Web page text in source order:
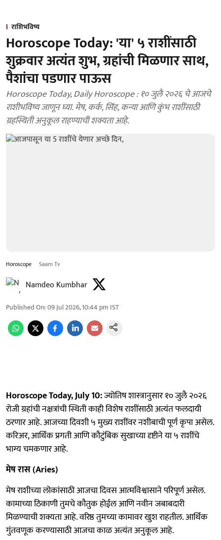
राशिभविष्य
Horoscope Today: 'या' ५ राशींसाठी
शुक्रवार अत्यंत शुभ, ग्रहांची मिळणार साथ,
पैशांचा पडणार पाऊस
Horoscope Today, Daily Horoscope : १० जुलै २०२६ चे आजचे
राशीभविष्य जाणून घ्या. मेष, कर्क, सिंह, कन्या आणि कुंभ राशींसाठी
ग्रहस्थिती अनुकूल राहण्याची शक्यता आहे.
Horoscope Saam Tv
Namdeo Kumbhar
Published On:09 Jul 2026, 10:44 pm IST
Horoscope Today, July 10:ज्योतिष शास्त्रानुसार १० जुलै २०२६
रोजी ग्रहांची नक्षत्रांची स्थिती काही विशेष राशींसाठी अत्यंत फलदायी
ठरणार आहे. आजच्या दिवशी ५ मुख्य राशींवर नशीबाची पूर्ण कृपा असेल.
करिअर, आर्थिक प्रगती आणि कौटुंबिक सुखाच्या दृष्टीने या ५ राशींचे
भाग्य चमकणार आहे.
मेष रास (Aries)
मेष राशीच्या लोकांसाठी आजचा दिवस आत्मविश्वासाने परिपूर्ण असेल.
कामाच्या ठिकाणी तुमचे कौतुक होईल आणि नवीन जबाबदारी
मिळण्याची शक्यता आहे. वरिष्ठ तुमच्या कामावर खुश राहतील. आर्थिक
गुंतवणूक करण्यासाठी आजचा काळ अत्यंत अनुकूल आहे.